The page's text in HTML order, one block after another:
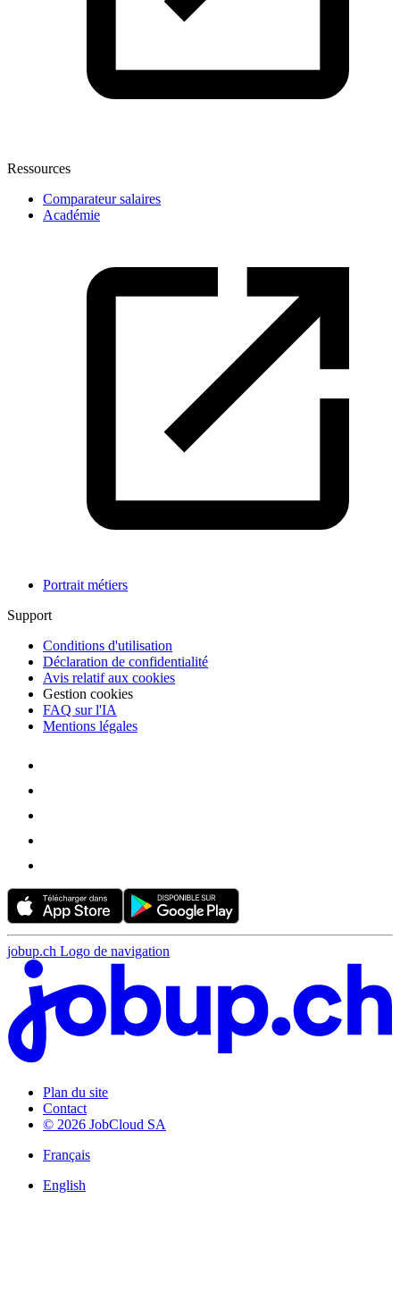
Ressources
Comparateur salaires
Académie
Portrait métiers
Support
Conditions d'utilisation
Déclaration de confidentialité
Avis relatif aux cookies
Gestion cookies
FAQ sur l'IA
Mentions légales
jobup.ch Logo de navigation
Plan du site
Contact
© 2026 JobCloud SA
Français
English